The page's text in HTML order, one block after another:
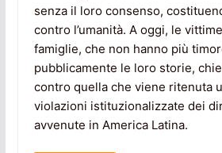
senza il loro consenso,
contro l’umanità. A oggi, le
famiglie, che non hanno più
pubblicamente le loro storie,
contro quella che viene ritenuta
violazioni istituzionalizzate dei
avvenute in America Latina.